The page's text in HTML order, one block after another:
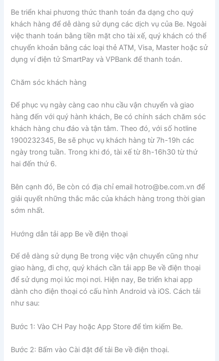
Be triển khai phương thức thanh toán đa dạng cho quý
khách hàng để dễ dàng sử dụng các dịch vụ của Be. Ngoài
việc thanh toán bằng tiền mặt cho tài xế, quý khách có thể
chuyển khoản bằng các loại thẻ ATM, Visa, Master hoặc sử
dụng ví điện tử SmartPay và VPBank để thanh toán.
Chăm sóc khách hàng
Để phục vụ ngày càng cao nhu cầu vận chuyển và giao
hàng đến với quý hành khách, Be có chính sách chăm sóc
khách hàng chu đáo và tận tâm. Theo đó, với số hotline
1900232345, Be sẽ phục vụ khách hàng từ 7h-19h các
ngày trong tuần. Trong khi đó, tài xế từ 8h-16h30 từ thứ
hai đến thứ 6.
Bên cạnh đó, Be còn có địa chỉ email hotro@be.com.vn để
giải quyết những thắc mắc của khách hàng trong thời gian
sớm nhất.
Hướng dẫn tải app Be về điện thoại
Để dễ dàng sử dụng Be trong việc vận chuyển cũng như
giao hàng, đi chợ, quý khách cần tải app Be về điện thoại
để sử dụng mọi lúc mọi nơi. Hiện nay, Be triển khai app
dành cho điện thoại có cấu hình Android và iOS. Cách tải
như sau:
Bước 1: Vào CH Pay hoặc App Store để tìm kiếm Be.
Bước 2: Bấm vào Cài đặt để tải Be về điện thoại.